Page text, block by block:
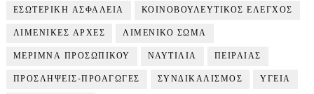
ΕΣΩΤΕΡΙΚΗ ΑΣΦΑΛΕΙΑ ΚΟΙΝΟΒΟΥΛΕΥΤΙΚΟΣ ΕΛΕΓΧΟΣ
ΛΙΜΕΝΙΚΕΣ ΑΡΧΕΣ ΛΙΜΕΝΙΚΟ ΣΩΜΑ
ΜΕΡΙΜΝΑ ΠΡΟΣΩΠΙΚΟΥ ΝΑΥΤΙΛΙΑ ΠΕΙΡΑΙΑΣ
ΠΡΟΣΛΗΨΕΙΣ-ΠΡΟΑΓΩΓΕΣ ΣΥΝΔΙΚΑΛΙΣΜΟΣ ΥΓΕΙΑ